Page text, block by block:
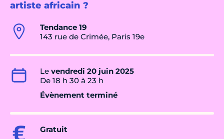
artiste africain ?
Tendance 19
143 rue de Crimée, Paris 19e
Le vendredi 20 juin 2025
De 18 h 30 à 23 h
Évènement terminé
Gratuit